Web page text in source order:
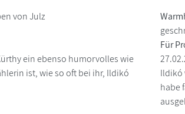
von Julz
ein ebenso humorvolles wie
ist, wie so oft bei ihr, Ildikó
Für
Ildikó
habe